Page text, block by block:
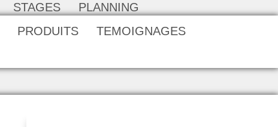
STAGES
PLANNING
PRODUITS
TEMOIGNAGES